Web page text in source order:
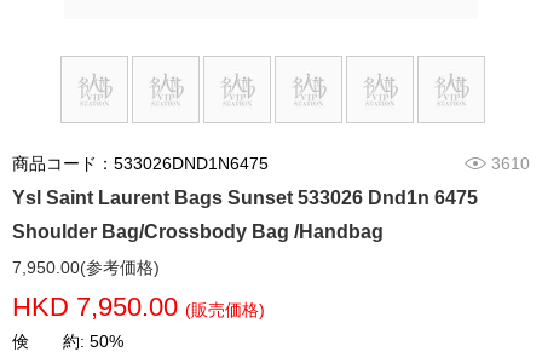
商品コード：533026DND1N6475 3610
Ysl Saint Laurent Bags Sunset 533026 Dnd1n 6475
Shoulder Bag/Crossbody Bag /Handbag
7,950.00(参考価格)
HKD 7,950.00 (販売価格)
倹 約: 50%